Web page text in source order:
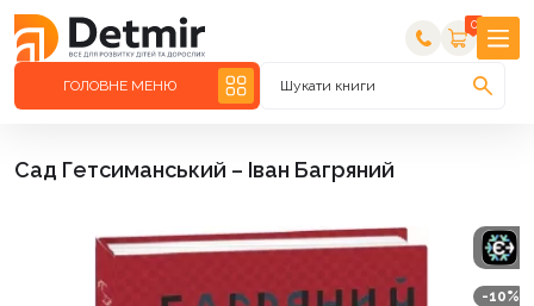
0
ГОЛОВНЕ МЕНЮ Шукати книги
Сад Гетсиманський – Іван Багряний
-10%